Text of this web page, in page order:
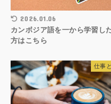
2026.01.06
カンボジア語を一から学習し
方はこちら
仕事